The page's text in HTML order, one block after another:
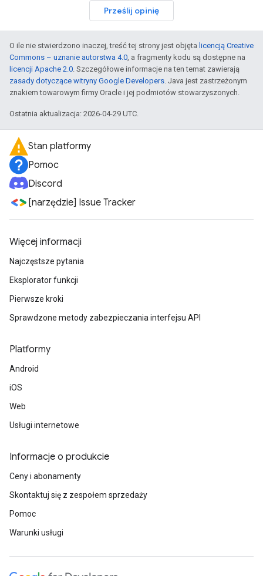
Prześlij opinię
O ile nie stwierdzono inaczej, treść tej strony jest objęta licencją Creative
Commons – uznanie autorstwa 4.0 , a fragmenty kodu są dostępne na
licencji Apache 2.0 . Szczegółowe informacje na ten temat zawierają
zasady dotyczące witryny Google Developers . Java jest zastrzeżonym
znakiem towarowym firmy Oracle i jej podmiotów stowarzyszonych.
Ostatnia aktualizacja: 2026-04-29 UTC.
Stan platformy
Pomoc
Discord
[narzędzie] Issue Tracker
Więcej informacji
Najczęstsze pytania
Eksplorator funkcji
Pierwsze kroki
Sprawdzone metody zabezpieczania interfejsu API
Platformy
Android
iOS
Web
Usługi internetowe
Informacje o produkcie
Ceny i abonamenty
Skontaktuj się z zespołem sprzedaży
Pomoc
Warunki usługi